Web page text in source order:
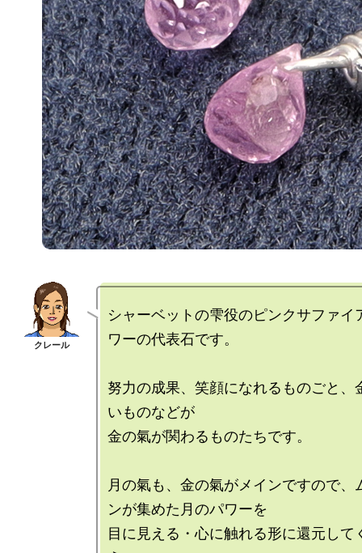
シャーベットの雫役のピンクサファイ
ワーの代表石です。
努力の成果、笑顔になれるものごと、
いものなどが
金の氣が関わるものたちです。
月の氣も、金の氣がメインですので、
ンが集めた月のパワーを
目に見える・心に触れる形に還元して